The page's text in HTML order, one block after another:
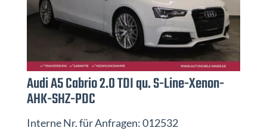
Audi A5 Cabrio 2.0 TDI qu. S-Line-Xenon-
AHK-SHZ-PDC
Interne Nr. für Anfragen: 012532